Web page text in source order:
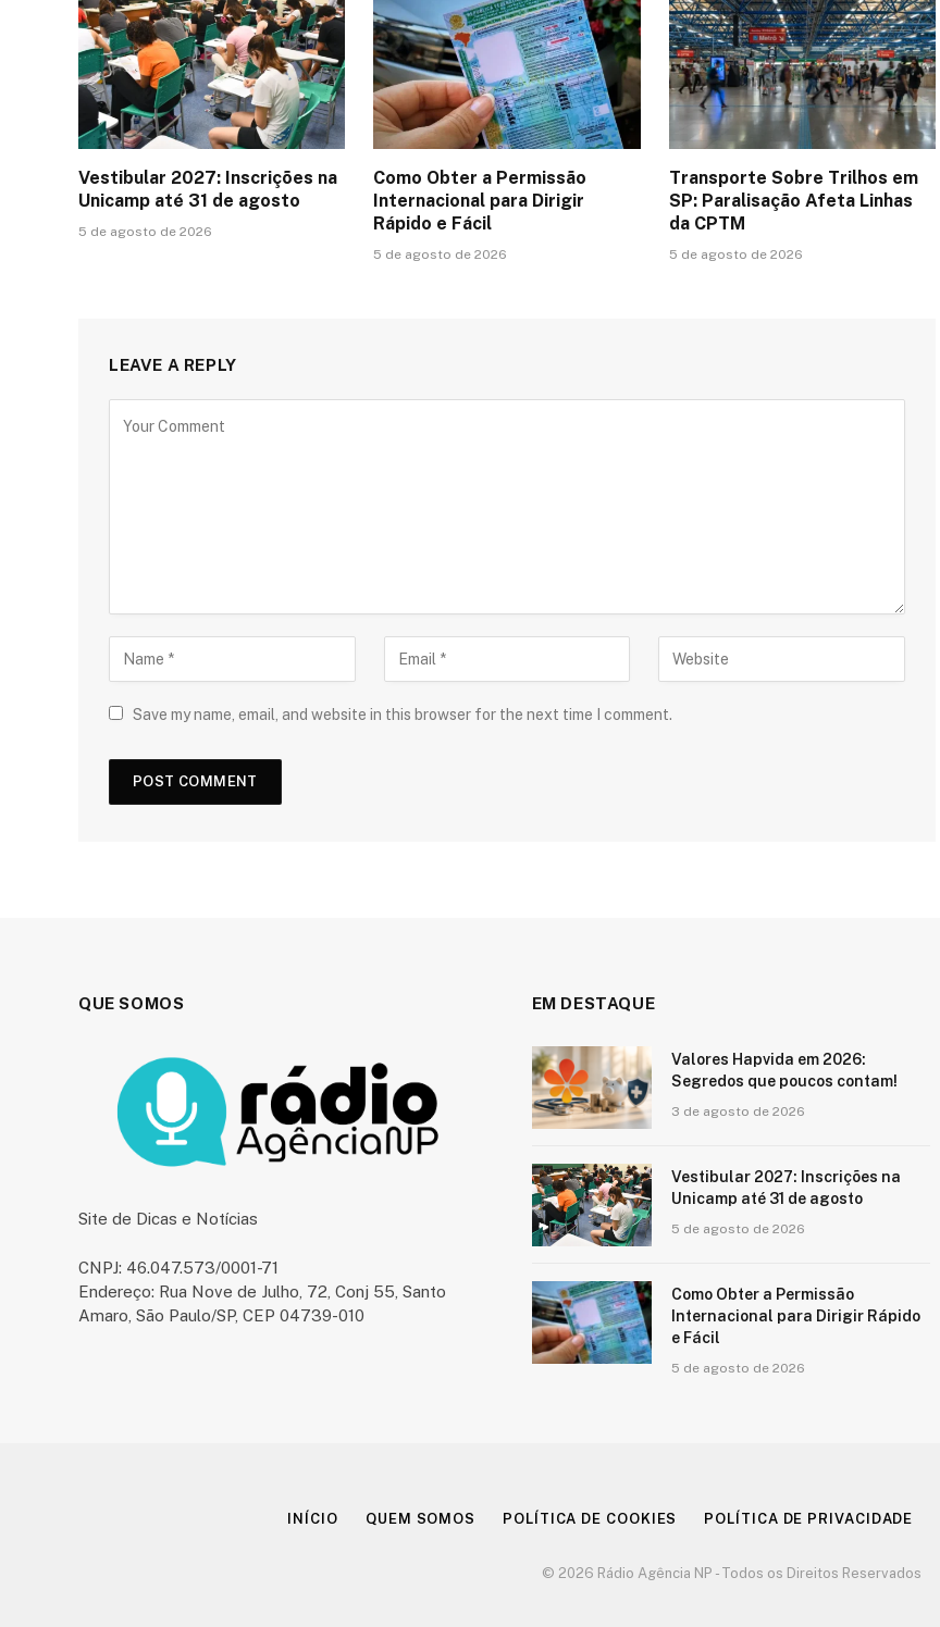
Vestibular 2027: Inscrições na
Unicamp até 31 de agosto
5 de agosto de 2026
Como Obter a Permissão
Internacional para Dirigir
Rápido e Fácil
5 de agosto de 2026
Transporte Sobre Trilhos em
SP: Paralisação Afeta Linhas
da CPTM
5 de agosto de 2026
LEAVE A REPLY
Save my name, email, and website in this browser for the next time I comment.
QUE SOMOS
Site de Dicas e Notícias
CNPJ: 46.047.573/0001-71
Endereço: Rua Nove de Julho, 72, Conj 55, Santo
Amaro, São Paulo/SP, CEP 04739-010
EM DESTAQUE
Valores Hapvida em 2026:
Segredos que poucos contam!
3 de agosto de 2026
Vestibular 2027: Inscrições na
Unicamp até 31 de agosto
5 de agosto de 2026
Como Obter a Permissão
Internacional para Dirigir Rápido
e Fácil
5 de agosto de 2026
INÍCIO QUEM SOMOS POLÍTICA DE COOKIES POLÍTICA DE PRIVACIDADE
© 2026 Rádio Agência NP - Todos os Direitos Reservados